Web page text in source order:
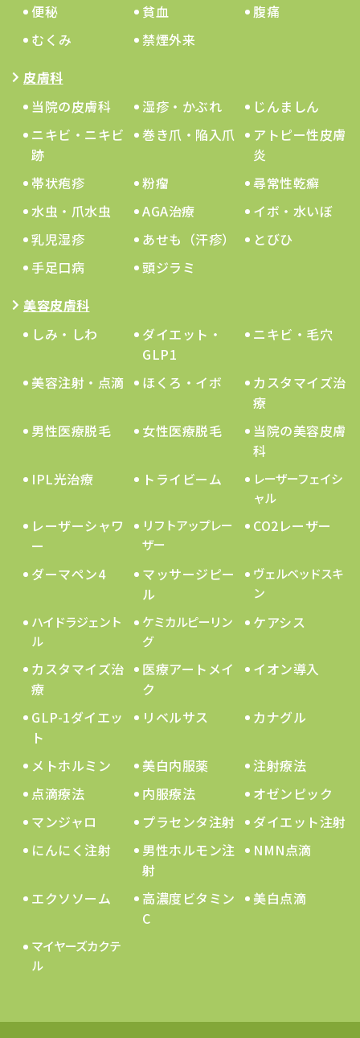
便秘 貧血
腹痛
むくみ
禁煙外来
皮膚科
当院の皮膚科
湿疹・かぶれ
じんましん
ニキビ・ニキビ
跡
巻き爪・陥入爪
アトピー性皮膚
炎
帯状疱疹
粉瘤
尋常性乾癬
水虫・爪水虫
AGA治療
イボ・水いぼ
乳児湿疹
あせも（汗疹）
とびひ
手足口病
頭ジラミ
美容皮膚科
しみ・しわ
ダイエット・
GLP1
ニキビ・毛穴
美容注射・点滴 ほくろ・イボ
カスタマイズ治
療
男性医療脱毛
女性医療脱毛
当院の美容皮膚
科
IPL光治療
トライビーム
レーザーフェイシ
ャル
レーザーシャワ
ー
リフトアップレー
ザー
CO2レーザー
ダーマペン4
マッサージピー
ル
ヴェルベッドスキ
ン
ハイドラジェント
ル
ケミカルピーリン
グ
ケアシス
カスタマイズ治
療
医療アートメイ
ク
イオン導入
GLP-1ダイエッ
ト
リベルサス カナグル
メトホルミン 美白内服薬
注射療法
点滴療法
内服療法
オゼンピック
マンジャロ
プラセンタ注射
ダイエット注射
にんにく注射
男性ホルモン注
射
NMN点滴
エクソソーム
高濃度ビタミン
C
美白点滴
マイヤーズカクテ
ル